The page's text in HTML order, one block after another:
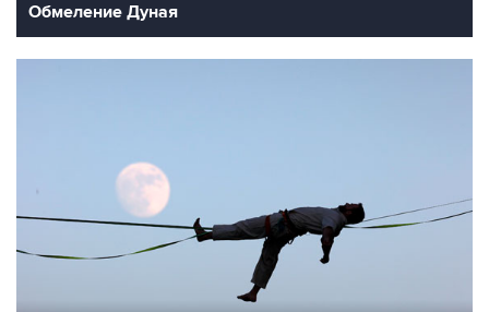
Обмеление Дуная